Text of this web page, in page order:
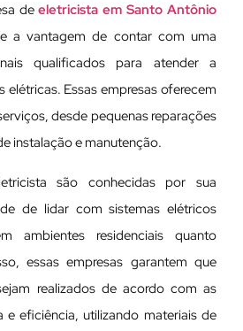
deeletricista em Santo Antônio
a vantagem de contar com uma
qualificados para atender a
elétricas. Essas empresas oferecem
desde pequenas reparações
instalação e manutenção.
são conhecidas por sua
de lidar com sistemas elétricos
ambientes residenciais quanto
essas empresas garantem que
realizados de acordo com as
e eficiência, utilizando materiais de